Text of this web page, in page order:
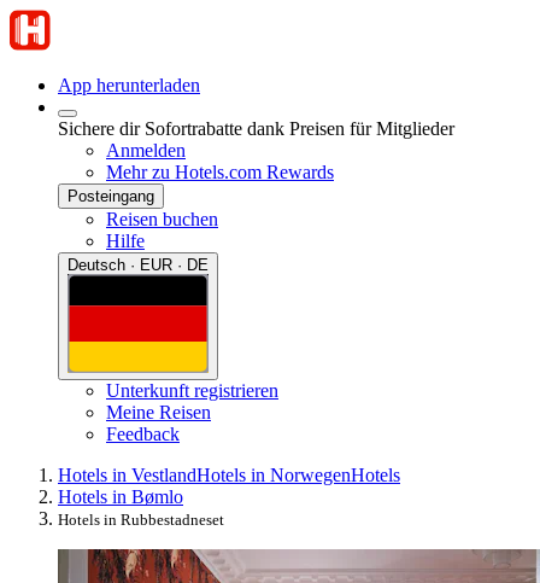
App herunterladen
Sichere dir Sofortrabatte dank Preisen für Mitglieder
Anmelden
Mehr zu Hotels.com Rewards
Posteingang
Reisen buchen
Hilfe
Deutsch · EUR · DE
Unterkunft registrieren
Meine Reisen
Feedback
Hotels in VestlandHotels in NorwegenHotels
Hotels in Bømlo
Hotels in Rubbestadneset